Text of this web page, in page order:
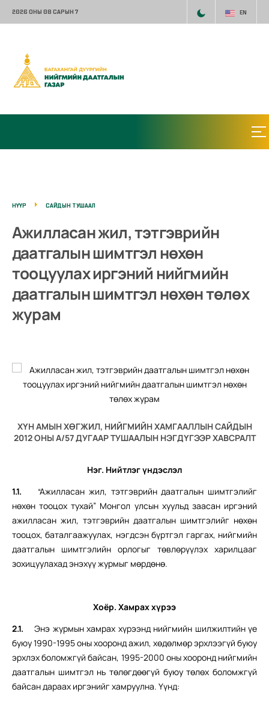
2026 ОНЫ 08 САРЫН 7 EN
НҮҮР САЙДЫН ТУШААЛ
Ажилласан жил, тэтгэврийн
даатгалын шимтгэл нөхөн
тооцуулах иргэний нийгмийн
даатгалын шимтгэл нөхөн төлөх
журам
ХҮН АМЫН ХӨГЖИЛ, НИЙГМИЙН ХАМГААЛЛЫН САЙДЫН
2012 ОНЫ А/57 ДУГААР ТУШААЛЫН НЭГДҮГЭЭР ХАВСРАЛТ
Нэг. Нийтлэг үндэслэл
1.1.
“Ажилласан жил, тэтгэврийн даатгалын шимтгэлийг
нөхөн тооцох тухай” Монгол улсын хуульд заасан иргэний
ажилласан жил, тэтгэврийн даатгалын шимтгэлийг нөхөн
тооцох, баталгаажуулах, нэгдсэн бүртгэл гаргах, нийгмийн
даатгалын шимтгэлийн орлогыг төвлөрүүлэх харилцааг
зохицуулахад энэхүү журмыг мөрдөнө.
Хоёр. Хамрах хүрээ
2.1. Энэ журмын хамрах хүрээнд нийгмийн шилжилтийн үе
буюу 1990-1995 оны хооронд ажил, хөдөлмөр эрхлээгүй буюу
эрхлэх боломжгүй байсан, 1995-2000 оны хооронд нийгмийн
даатгалын шимтгэл нь төлөгдөөгүй буюу төлөх боломжгүй
байсан дараах иргэнийг хамруулна. Үүнд: